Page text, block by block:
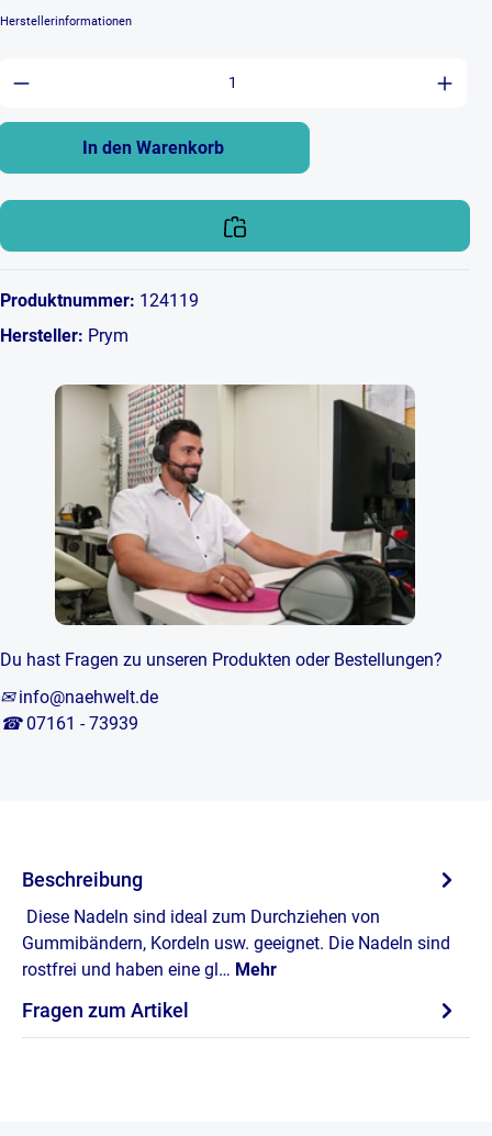
Herstellerinformationen
Anzahl: Gib den gewünschten Wert
In den Warenkorb
Produktnummer: 124119
Hersteller: Prym
Du hast Fragen zu unseren Produkten oder Bestellungen?
✉ info@naehwelt.de
☎ 07161 - 73939
Beschreibung
Diese Nadeln sind ideal zum Durchziehen von
Gummibändern, Kordeln usw. geeignet. Die Nadeln sind
rostfrei und haben eine gl… Mehr
Fragen zum Artikel